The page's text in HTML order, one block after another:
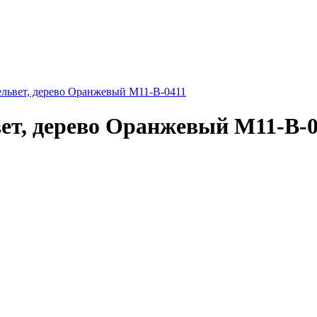
дерево Оранжевый M11-B-0411
дерево Оранжевый M11-B-